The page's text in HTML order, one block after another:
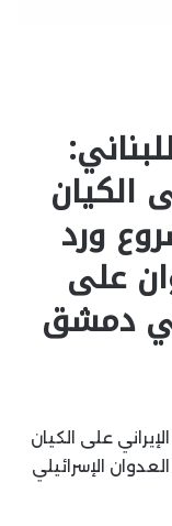
الكيان
ورد
على
في دمشق
على الكيان
الإسرائيلي